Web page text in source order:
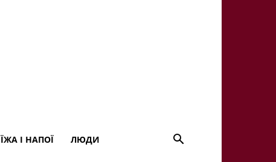
ЇЖА І НАПОЇ ЛЮДИ